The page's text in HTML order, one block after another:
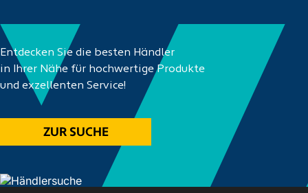
Entdecken Sie die besten Händler
in Ihrer Nähe für hochwertige Produkte
und exzellenten Service!
ZUR SUCHE